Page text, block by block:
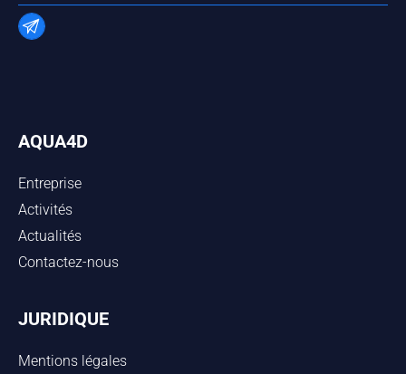
AQUA4D
Entreprise
Activités
Actualités
Contactez-nous
JURIDIQUE
Mentions légales